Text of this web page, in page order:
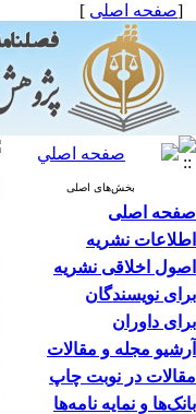
[صفحه اصلی ]
بخش‌های اصلی
صفحه اصلی
اطلاعات نشریه
اصول اخلاقی نشریه
برای نویسندگان
برای داوران
آرشیو مجله و مقالات
مقالات در نوبت چاپ
بانک‌ها و نمایه نامه‌ها